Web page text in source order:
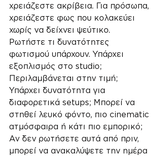
χρειάζεστε ακρίβεια. Για πρόσωπα,
χρειάζεστε φως που κολακεύει
χωρίς να δείχνει ψεύτικο.
Ρωτήστε τι δυνατότητες
φωτισμού υπάρχουν. Υπάρχει
εξοπλισμός στο studio;
Περιλαμβάνεται στην τιμή;
Υπάρχει δυνατότητα για
διαφορετικά setups; Μπορεί να
στηθεί λευκό φόντο, πιο cinematic
ατμόσφαιρα ή κάτι πιο εμπορικό;
Αν δεν ρωτήσετε αυτά από πριν,
μπορεί να ανακαλύψετε την ημέρα